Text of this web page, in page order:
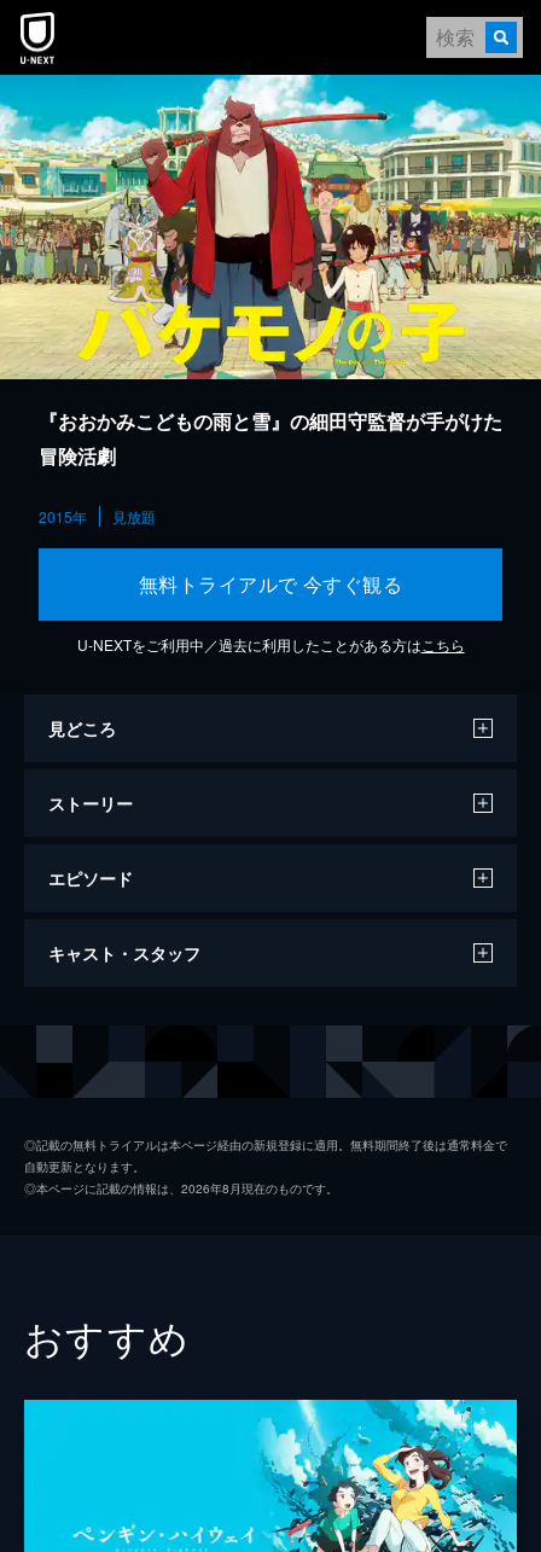
本文へスキップ
『おおかみこどもの雨と雪』の細田守監督が手がけた
冒険活劇
2015年 見放題
無料トライアルで 今すぐ観る
U-NEXTをご利用中／過去に利用したことがある方は こちら
見どころ
ストーリー
エピソード
バケモノの子
キャスト・スタッフ
九太（少年期） 宮崎あおい
九太の母 麻生久美子
一郎彦（少年期） 黒木華
諸星すみれ
二郎丸（少年期） 大野百花
◎記載の無料トライアルは本ページ経由の新規登録に適用。無料期間終了後は通常料金で
自動更新となります。
◎本ページに記載の情報は、2026年8月現在のものです。
おすすめ